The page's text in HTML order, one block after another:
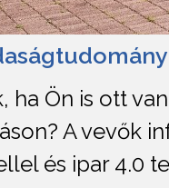
ha Ön is ott
A vevők
és ipar 4.0